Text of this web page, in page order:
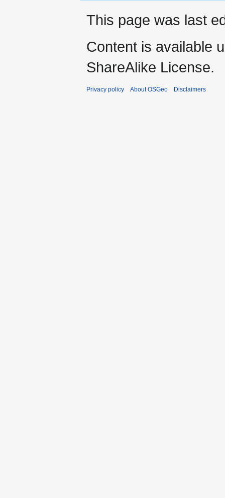
This page was last
Content is available
ShareAlike License.
Privacy policy About OSGeo Disclaimers